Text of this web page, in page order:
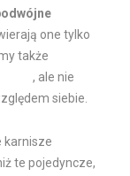
one tylko
także
, ale nie
siebie.
karnisze
te pojedyncze,